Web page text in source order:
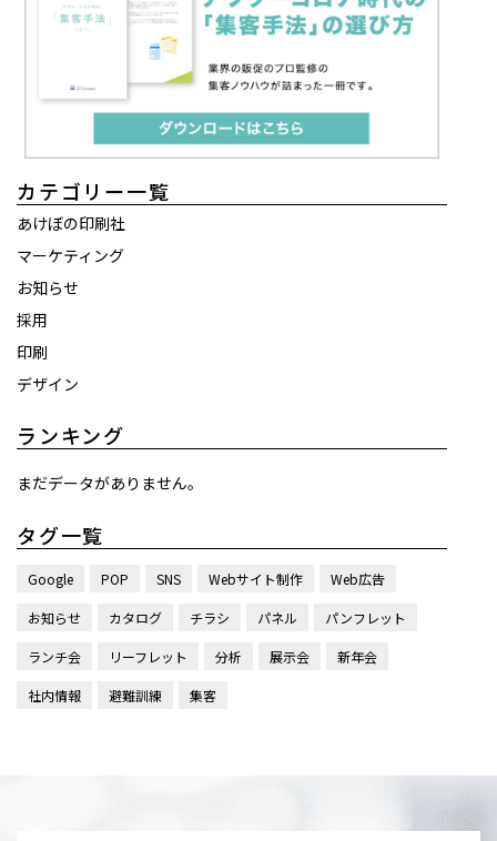
カテゴリー一覧
あけぼの印刷社
マーケティング
お知らせ
採用
印刷
デザイン
ランキング
まだデータがありません。
タグ一覧
Google POP SNS Webサイト制作 Web広告
お知らせ カタログ チラシ パネル パンフレット
ランチ会 リーフレット 分析 展示会 新年会
社内情報 避難訓練 集客